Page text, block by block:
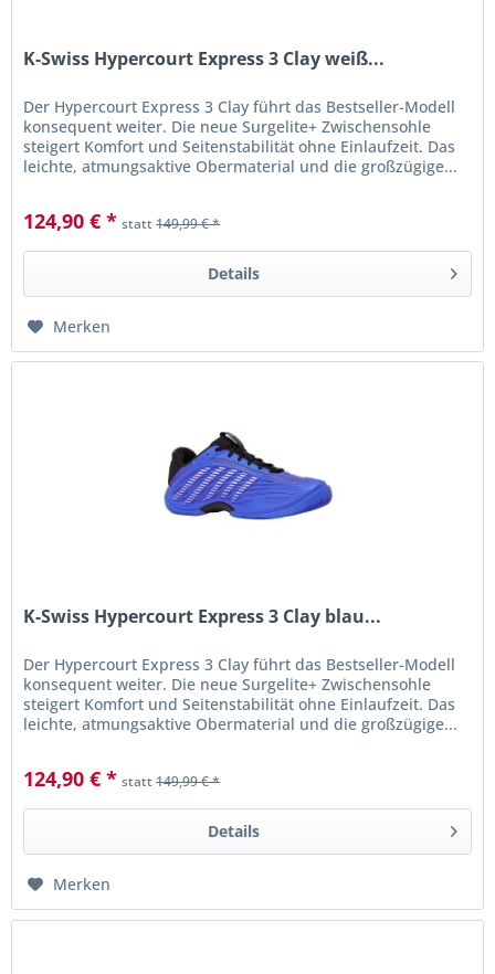
K-Swiss Hypercourt Express 3 Clay weiß...
Der Hypercourt Express 3 Clay führt das Bestseller-Modell
konsequent weiter. Die neue Surgelite+ Zwischensohle
steigert Komfort und Seitenstabilität ohne Einlaufzeit. Das
leichte, atmungsaktive Obermaterial und die großzügige...
124,90 € * statt149,99 € *
Details
Merken
K-Swiss Hypercourt Express 3 Clay blau...
Der Hypercourt Express 3 Clay führt das Bestseller-Modell
konsequent weiter. Die neue Surgelite+ Zwischensohle
steigert Komfort und Seitenstabilität ohne Einlaufzeit. Das
leichte, atmungsaktive Obermaterial und die großzügige...
124,90 € * statt149,99 € *
Details
Merken